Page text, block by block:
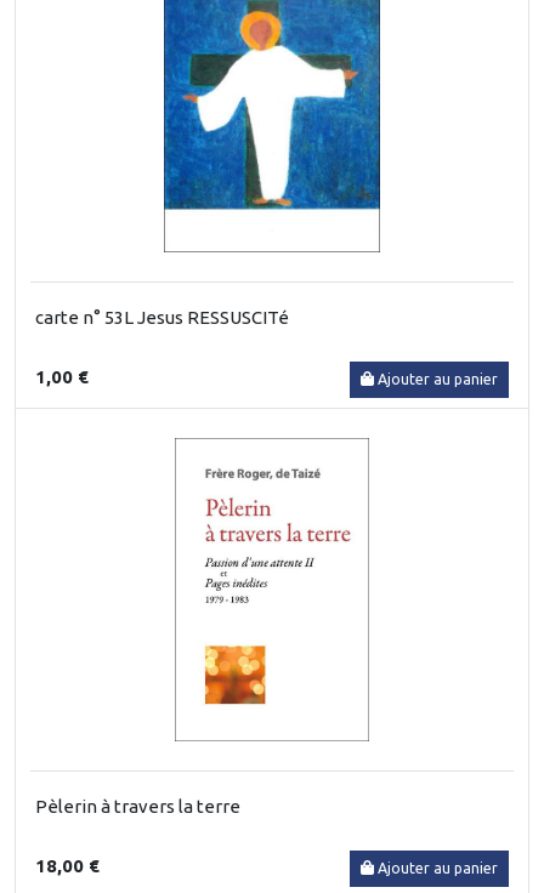
carte n° 53L Jesus RESSUSCITé
1,00 € Ajouter au panier
Pèlerin à travers la terre
18,00 € Ajouter au panier